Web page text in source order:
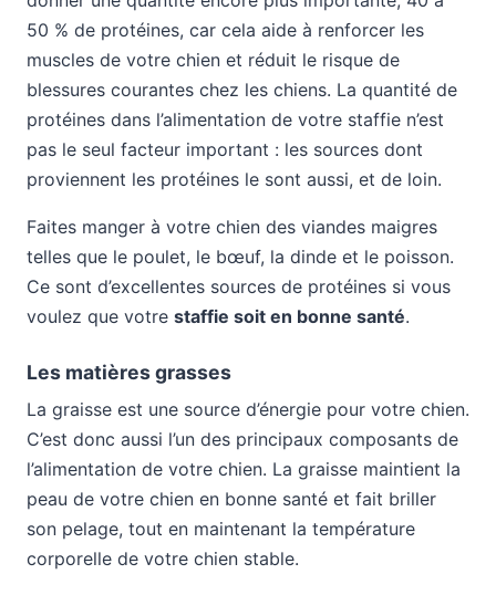
50 % de protéines, car cela aide à renforcer les
muscles de votre chien et réduit le risque de
blessures courantes chez les chiens. La quantité de
protéines dans l’alimentation de votre staffie n’est
pas le seul facteur important : les sources dont
proviennent les protéines le sont aussi, et de loin.
Faites manger à votre chien des viandes maigres
telles que le poulet, le bœuf, la dinde et le poisson.
Ce sont d’excellentes sources de protéines si vous
voulez que votre staffie soit en bonne santé.
Les matières grasses
La graisse est une source d’énergie pour votre chien.
C’est donc aussi l’un des principaux composants de
l’alimentation de votre chien. La graisse maintient la
peau de votre chien en bonne santé et fait briller
son pelage, tout en maintenant la température
corporelle de votre chien stable.